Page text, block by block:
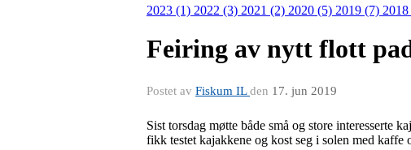
2023 (1) 2022 (3) 2021 (2) 2020 (5) 2019 (7)
Feiring av nytt flott
Postet av Fiskum ILden 17. jun 2019
Sist torsdag møtte både små og store interesserte
fikk testet kajakkene og kost seg i solen med